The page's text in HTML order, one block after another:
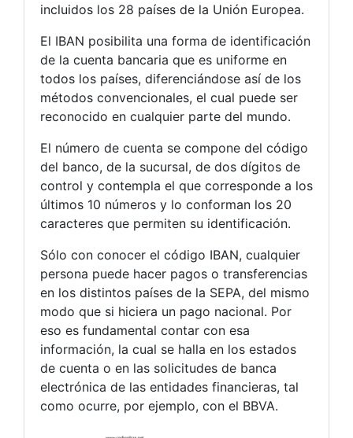
incluidos los 28 países de la Unión Europea.
El IBAN posibilita una forma de identificación
de la cuenta bancaria que es uniforme en
todos los países, diferenciándose así de los
métodos convencionales, el cual puede ser
reconocido en cualquier parte del mundo.
El número de cuenta se compone del código
del banco, de la sucursal, de dos dígitos de
control y contempla el que corresponde a los
últimos 10 números y lo conforman los 20
caracteres que permiten su identificación.
Sólo con conocer el código IBAN, cualquier
persona puede hacer pagos o transferencias
en los distintos países de la SEPA, del mismo
modo que si hiciera un pago nacional. Por
eso es fundamental contar con esa
información, la cual se halla en los estados
de cuenta o en las solicitudes de banca
electrónica de las entidades financieras, tal
como ocurre, por ejemplo, con el BBVA.